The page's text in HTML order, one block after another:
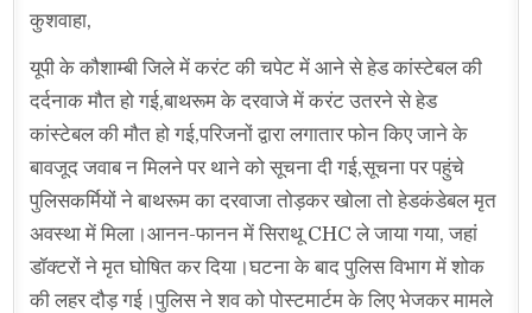
कुशवाहा,
यूपी के कौशाम्बी जिले में करंट की चपेट में आने से हेड कांस्टेबल की
दर्दनाक मौत हो गई,बाथरूम के दरवाजे में करंट उतरने से हेड
कांस्टेबल की मौत हो गई,परिजनों द्वारा लगातार फोन किए जाने के
बावजूद जवाब न मिलने पर थाने को सूचना दी गई,सूचना पर पहुंचे
पुलिसकर्मियों ने बाथरूम का दरवाजा तोड़कर खोला तो हेडकंडेबल मृत
अवस्था में मिला।आनन-फानन में सिराथू CHC ले जाया गया, जहां
डॉक्टरों ने मृत घोषित कर दिया।घटना के बाद पुलिस विभाग में शोक
की लहर दौड़ गई।पुलिस ने शव को पोस्टमार्टम के लिए भेजकर मामले